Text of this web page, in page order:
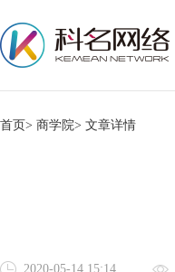
首页> 商学院> 文章详情
2020-05-14 15:14